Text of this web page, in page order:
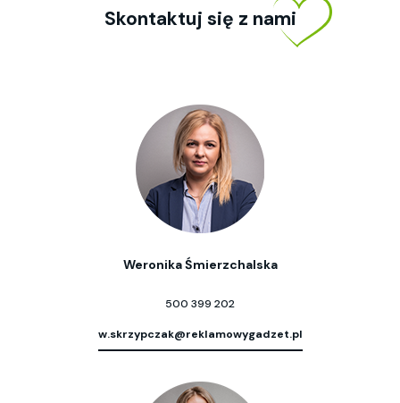
Skontaktuj się z nami
Weronika Śmierzchalska
500 399 202
w.skrzypczak@reklamowygadzet.pl